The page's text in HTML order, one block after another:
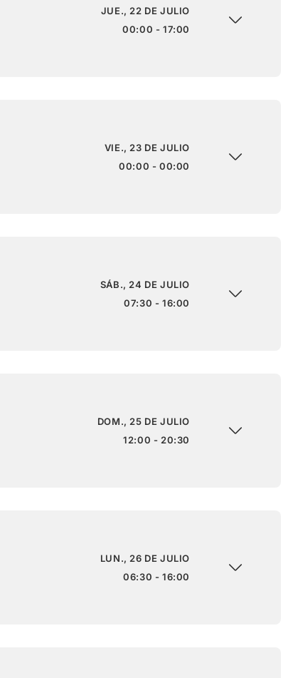
JUE., 22 DE JULIO
00:00 - 17:00
VIE., 23 DE JULIO
00:00 - 00:00
SÁB., 24 DE JULIO
07:30 - 16:00
DOM., 25 DE JULIO
12:00 - 20:30
LUN., 26 DE JULIO
06:30 - 16:00